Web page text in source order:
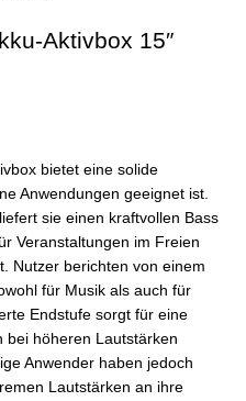
Aktivbox 15″
bietet eine solide
Anwendungen geeignet ist.
sie einen kraftvollen Bass
Veranstaltungen im Freien
Nutzer berichten von einem
für Musik als auch für
Endstufe sorgt für eine
bei höheren Lautstärken
Anwender haben jedoch
Lautstärken an ihre